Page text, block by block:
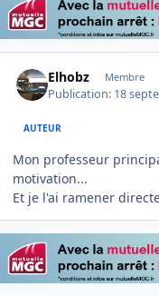
Elhobz Membre
Publication: 18
AUTEUR
Mon professeur
motivation...
Et je l'ai ramener